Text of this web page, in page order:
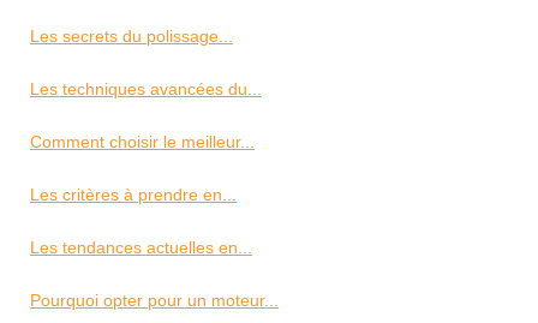
Les secrets du polissage...
Les techniques avancées du...
Comment choisir le meilleur...
Les critères à prendre en...
Les tendances actuelles en...
Pourquoi opter pour un moteur...